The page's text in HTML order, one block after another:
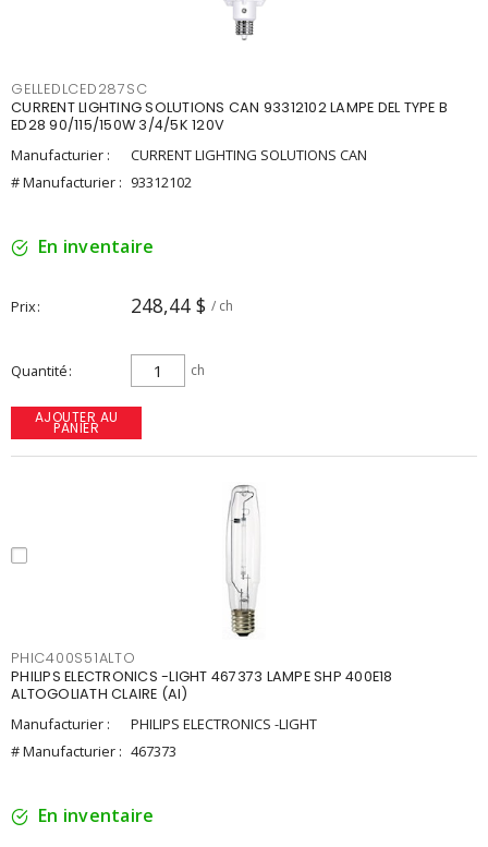
GELLEDLCED287SC
CURRENT LIGHTING SOLUTIONS CAN 93312102 LAMPE DEL TYPE B
ED28 90/115/150W 3/4/5K 120V
Manufacturier :
CURRENT LIGHTING SOLUTIONS CAN
# Manufacturier : 93312102
En inventaire
Prix 248,44 $ / ch
Quantité ch
AJOUTER AU
PANIER
PHIC400S51ALTO
PHILIPS ELECTRONICS -LIGHT 467373 LAMPE SHP 400E18
ALTOGOLIATH CLAIRE (AI)
Manufacturier :
PHILIPS ELECTRONICS -LIGHT
# Manufacturier : 467373
En inventaire